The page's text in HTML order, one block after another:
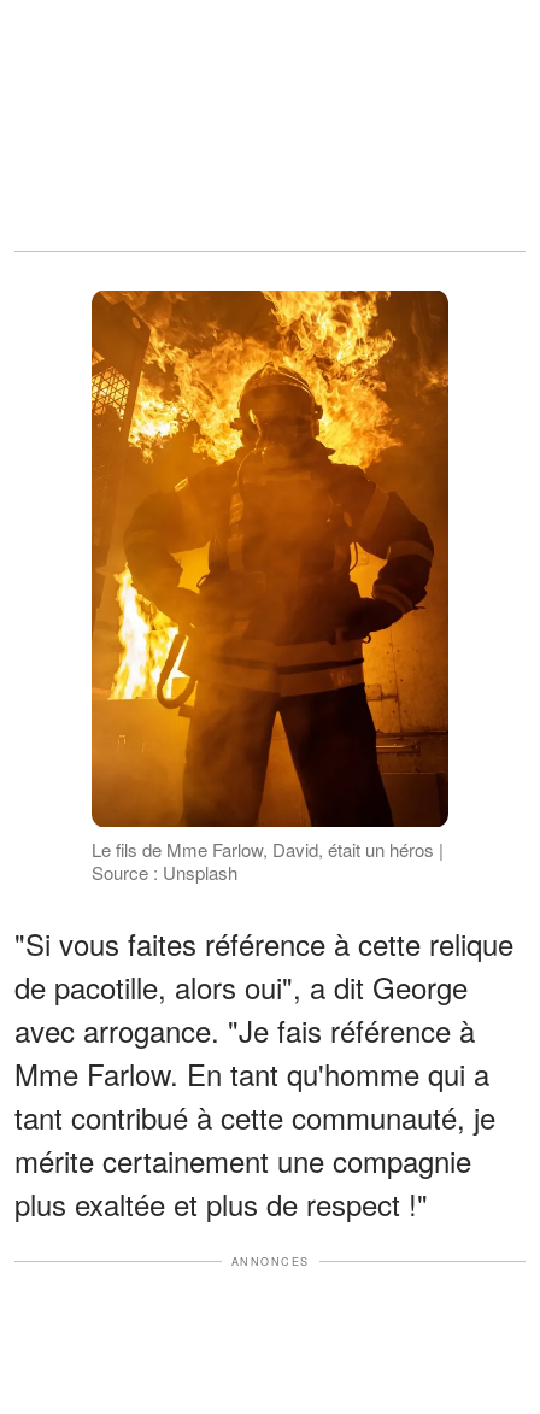
Le fils de Mme Farlow, David, était un héros |
Source : Unsplash
"Si vous faites référence à cette relique
de pacotille, alors oui", a dit George
avec arrogance. "Je fais référence à
Mme Farlow. En tant qu'homme qui a
tant contribué à cette communauté, je
mérite certainement une compagnie
plus exaltée et plus de respect !"
ANNONCES